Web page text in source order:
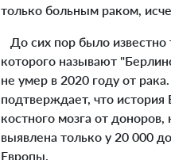
только больным раком,
До сих пор было известно
которого называют
не умер в 2020 году от
подтверждает, что
костного мозга от
выявлена только у 20 000
Европы.